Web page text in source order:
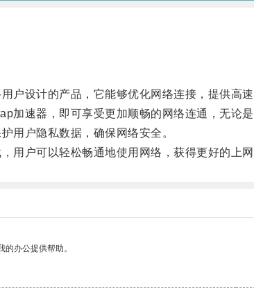
设计的产品，它能够优化网络连接，提供高速
速器，即可享受更加顺畅的网络连通，无论是
户隐私数据，确保网络安全。
户可以轻松畅通地使用网络，获得更好的上网
办公提供帮助。